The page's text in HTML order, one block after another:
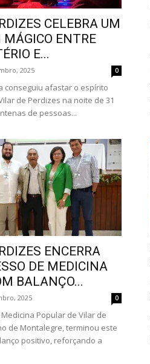
CELEBRA UM
MÁGICO ENTRE
E...
2025 0
conseguiu afastar o espírito
de Perdizes na noite de 31
de pessoas...
ENCERRA
DE MEDICINA
BALANÇO...
2025 0
Medicina Popular de Vilar de
de Montalegre, terminou este
positivo, reforçando a